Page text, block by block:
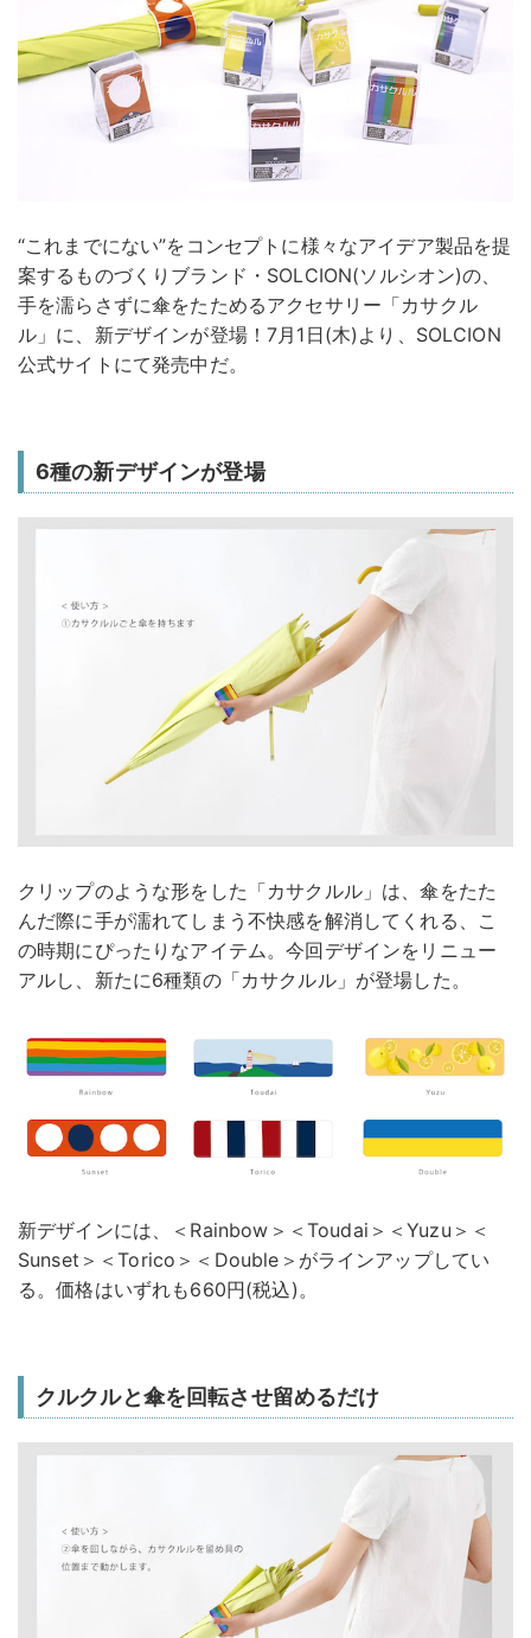
“これまでにない”をコンセプトに様々なアイデア製品を提
案するものづくりブランド・SOLCION(ソルシオン)の、
手を濡らさずに傘をたためるアクセサリー「カサクル
ル」に、新デザインが登場！7月1日(木)より、SOLCION
公式サイトにて発売中だ。
6種の新デザインが登場
クリップのような形をした「カサクルル」は、傘をたた
んだ際に手が濡れてしまう不快感を解消してくれる、こ
の時期にぴったりなアイテム。今回デザインをリニュー
アルし、新たに6種類の「カサクルル」が登場した。
新デザインには、＜Rainbow＞＜Toudai＞＜Yuzu＞＜
Sunset＞＜Torico＞＜Double＞がラインアップしてい
る。価格はいずれも660円(税込)。
クルクルと傘を回転させ留めるだけ